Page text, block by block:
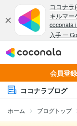
会員登
ココナラブログ
ホーム ブログトップ